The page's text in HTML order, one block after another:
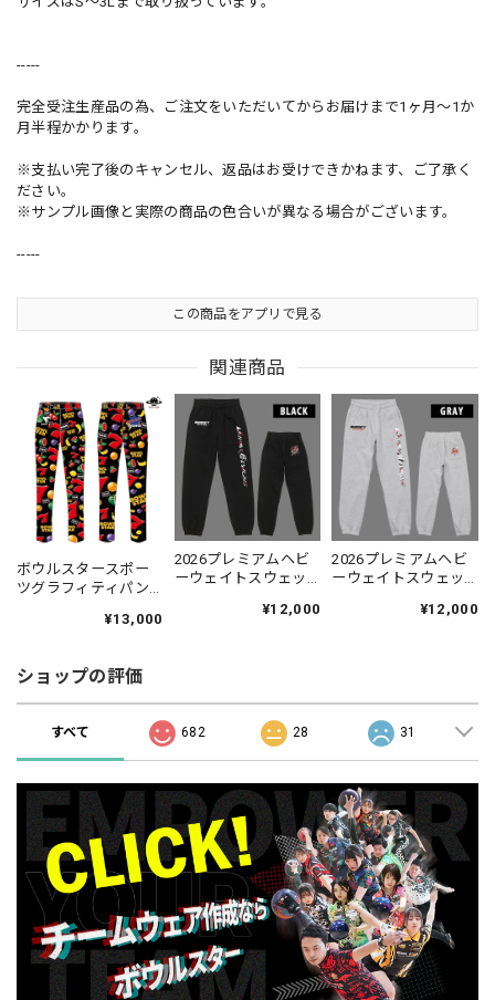
-----
完全受注生産品の為、ご注文をいただいてからお届けまで1ヶ月～1か
月半程かかります。
※支払い完了後のキャンセル、返品はお受けできかねます、ご了承く
ださい。
※サンプル画像と実際の商品の色合いが異なる場合がございます。
-----
この商品をアプリで見る
関連商品
ボウルスタースポー
ツグラフィティパン
ラック［ズボン-21］
¥13,000
2026プレミアムヘビ
ーウェイトスウェッ
BOOSTシリーズ/ブラ
¥12,000
2026プレミアムヘビ
ーウェイトスウェッ
BOOSTシリーズ/グレ
¥12,000
ショップの評価
すべて 682 28 31